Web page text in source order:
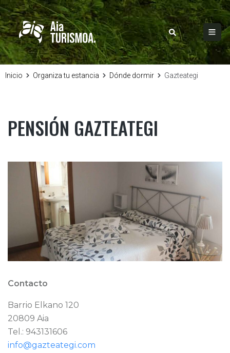
Inicio Organiza tu estancia Dónde dormir Gazteategi
PENSIÓN GAZTEATEGI
Contacto
Barrio Elkano 120
20809 Aia
Tel.: 943131606
info@gazteategi.com